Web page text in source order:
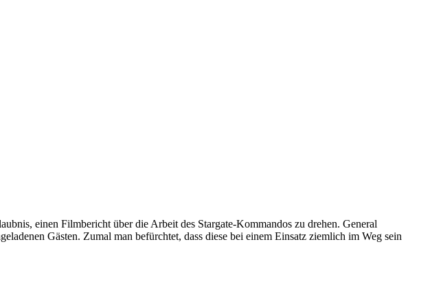
einen Filmbericht über die Arbeit des Stargate-Kommandos zu drehen. General
Gästen. Zumal man befürchtet, dass diese bei einem Einsatz ziemlich im Weg sein